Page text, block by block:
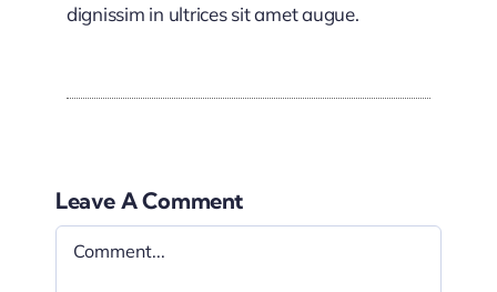
dignissim in ultrices sit amet augue.
Leave A Comment
Comment